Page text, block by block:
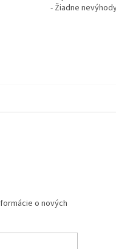
- Žiadne
o nových